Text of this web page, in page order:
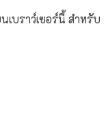
เบราว์เซอร์นี้ สำหรับ